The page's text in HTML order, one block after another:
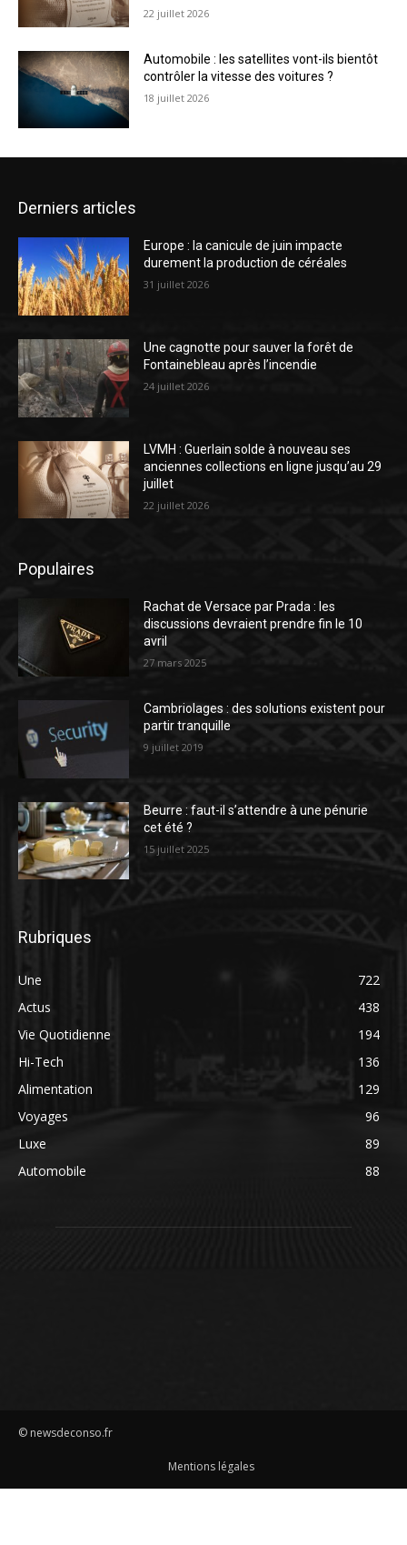
22 juillet 2026
Automobile : les satellites vont-ils bientôt
contrôler la vitesse des voitures ?
18 juillet 2026
Derniers articles
Europe : la canicule de juin impacte
durement la production de céréales
31 juillet 2026
Une cagnotte pour sauver la forêt de
Fontainebleau après l’incendie
24 juillet 2026
LVMH : Guerlain solde à nouveau ses
anciennes collections en ligne jusqu’au 29
juillet
22 juillet 2026
Populaires
Rachat de Versace par Prada : les
discussions devraient prendre fin le 10
avril
27 mars 2025
Cambriolages : des solutions existent pour
partir tranquille
9 juillet 2019
Beurre : faut-il s’attendre à une pénurie
cet été ?
15 juillet 2025
Rubriques
Une
722
Actus
438
Vie Quotidienne
194
Hi-Tech
136
Alimentation
129
Voyages
96
Luxe
89
Automobile
88
© newsdeconso.fr
Mentions légales